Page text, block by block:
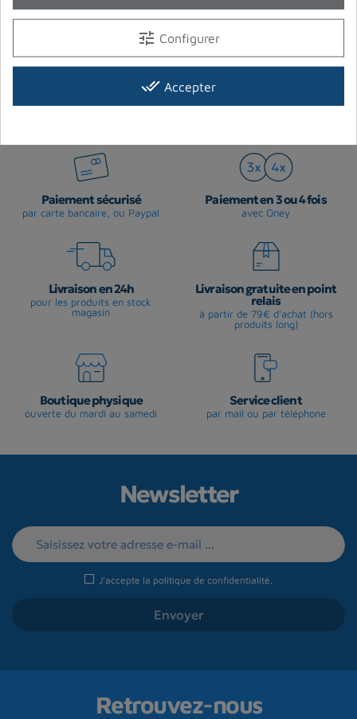
de plongée
42,00 €
Prix
784,00 €
Rupture de stock
Paiement sécurisé
par carte bancaire, ou Paypal
Paiement en 3 ou 4 fois
avec Oney
Livraison en 24h
pour les produits en stock
magasin
Livraison gratuite en point
relais
à partir de 79€ d'achat (hors
produits long)
Boutique physique
ouverte du mardi au samedi
Service client
par mail ou par téléphone
Newsletter
J'accepte la politique de confidentialité
Retrouvez-nous
tune Configurer
done_all Accepter